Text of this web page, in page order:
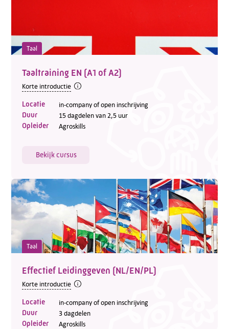
Taal
Taaltraining EN (A1 of A2)
Korte introductie
Locatie in-company of open inschrijving
Duur 15 dagdelen van 2,5 uur
Opleider Agroskills
Bekijk cursus
Taal
Effectief Leidinggeven (NL/EN/PL)
Korte introductie
Locatie in-company of open inschrijving
Duur 3 dagdelen
Opleider Agroskills